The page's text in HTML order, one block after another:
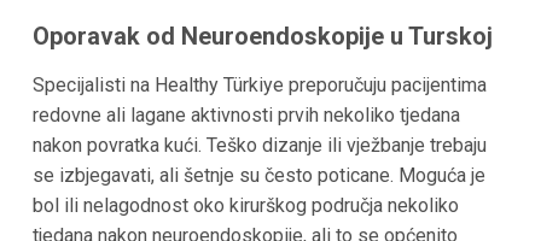
Oporavak od Neuroendoskopije u Turskoj
Specijalisti na Healthy Türkiye preporučuju pacijentima
redovne ali lagane aktivnosti prvih nekoliko tjedana
nakon povratka kući. Teško dizanje ili vježbanje trebaju
se izbjegavati, ali šetnje su često poticane. Moguća je
bol ili nelagodnost oko kirurškog područja nekoliko
tjedana nakon neuroendoskopije, ali to se općenito